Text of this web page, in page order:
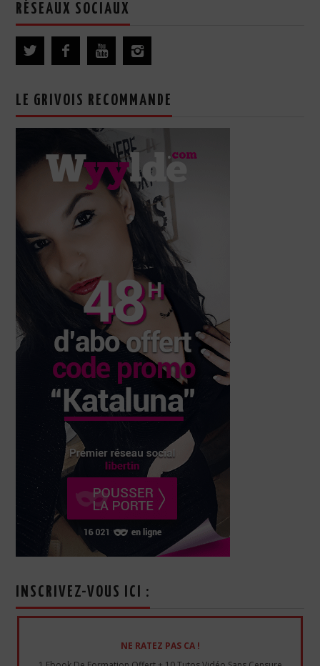
RÉSEAUX SOCIAUX
LE GRIVOIS RECOMMANDE
INSCRIVEZ-VOUS ICI :
NE RATEZ PAS CA !